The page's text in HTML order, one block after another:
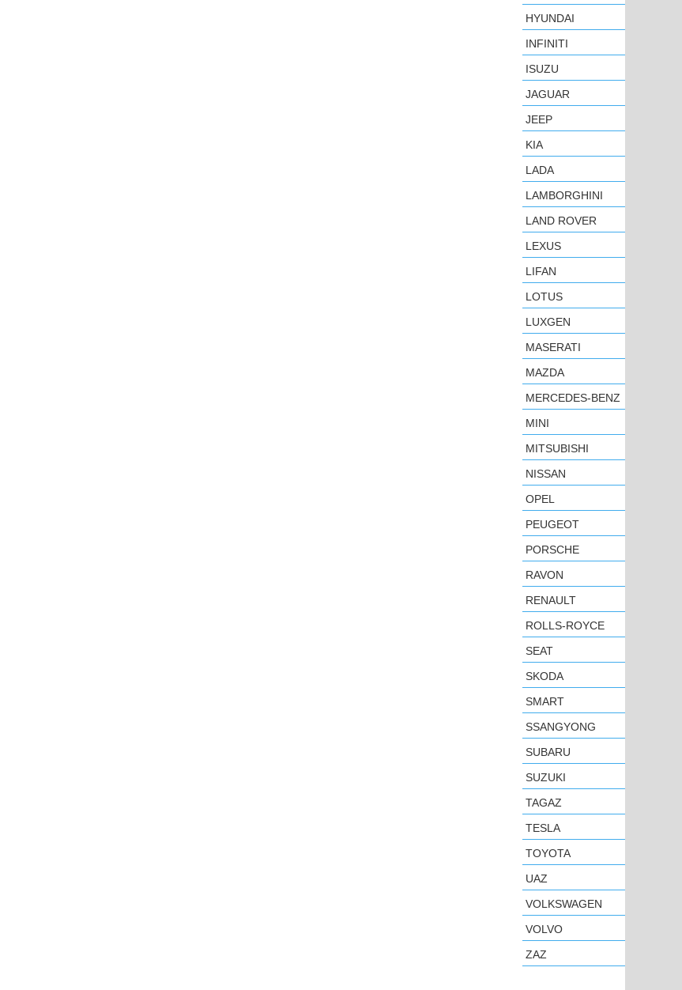
HYUNDAI
INFINITI
ISUZU
JAGUAR
JEEP
KIA
LADA
LAMBORGHINI
LAND ROVER
LEXUS
LIFAN
LOTUS
LUXGEN
MASERATI
MAZDA
MERCEDES-BENZ
MINI
MITSUBISHI
NISSAN
OPEL
PEUGEOT
PORSCHE
RAVON
RENAULT
ROLLS-ROYCE
SEAT
SKODA
SMART
SSANGYONG
SUBARU
SUZUKI
TAGAZ
TESLA
TOYOTA
UAZ
VOLKSWAGEN
VOLVO
ZAZ